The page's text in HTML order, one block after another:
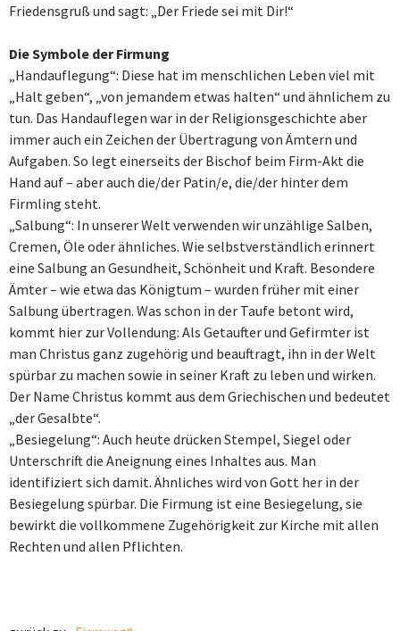
Friedensgruß und sagt: „Der Friede sei mit Dir!“
Die Symbole der Firmung
„Handauflegung“: Diese hat im menschlichen Leben viel mit
„Halt geben“, „von jemandem etwas halten“ und ähnlichem zu
tun. Das Handauflegen war in der Religionsgeschichte aber
immer auch ein Zeichen der Übertragung von Ämtern und
Aufgaben. So legt einerseits der Bischof beim Firm-Akt die
Hand auf – aber auch die/der Patin/e, die/der hinter dem
Firmling steht.
„Salbung“: In unserer Welt verwenden wir unzählige Salben,
Cremen, Öle oder ähnliches. Wie selbstverständlich erinnert
eine Salbung an Gesundheit, Schönheit und Kraft. Besondere
Ämter – wie etwa das Königtum – wurden früher mit einer
Salbung übertragen. Was schon in der Taufe betont wird,
kommt hier zur Vollendung: Als Getaufter und Gefirmter ist
man Christus ganz zugehörig und beauftragt, ihn in der Welt
spürbar zu machen sowie in seiner Kraft zu leben und wirken.
Der Name Christus kommt aus dem Griechischen und bedeutet
„der Gesalbte“.
„Besiegelung“: Auch heute drücken Stempel, Siegel oder
Unterschrift die Aneignung eines Inhaltes aus. Man
identifiziert sich damit. Ähnliches wird von Gott her in der
Besiegelung spürbar. Die Firmung ist eine Besiegelung, sie
bewirkt die vollkommene Zugehörigkeit zur Kirche mit allen
Rechten und allen Pflichten.